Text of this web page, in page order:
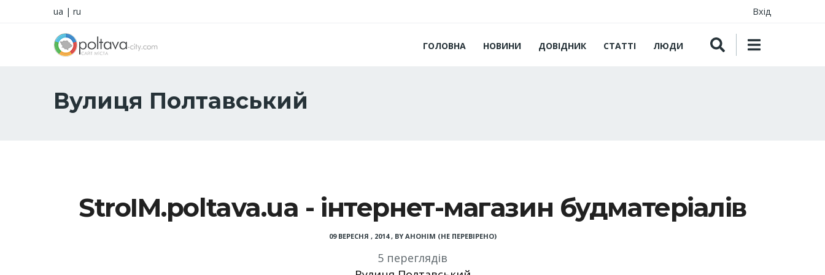
ua | ru Вхід
ГОЛОВНА НОВИНИ ДОВІДНИК СТАТТІ ЛЮДИ
Вулиця Полтавський
StroIM.poltava.ua - інтернет-магазин будматеріалів
09 ВЕРЕСНЯ , 2014, BY АНОНІМ (НЕ ПЕРЕВІРЕНО)
5 переглядів